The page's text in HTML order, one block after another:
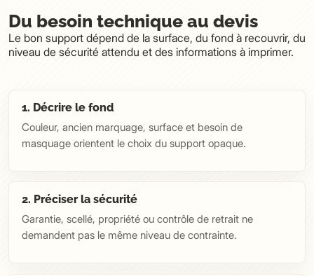
Du besoin technique au devis
Le bon support dépend de la surface, du fond à recouvrir, du
niveau de sécurité attendu et des informations à imprimer.
1. Décrire le fond
Couleur, ancien marquage, surface et besoin de
masquage orientent le choix du support opaque.
2. Préciser la sécurité
Garantie, scellé, propriété ou contrôle de retrait ne
demandent pas le même niveau de contrainte.